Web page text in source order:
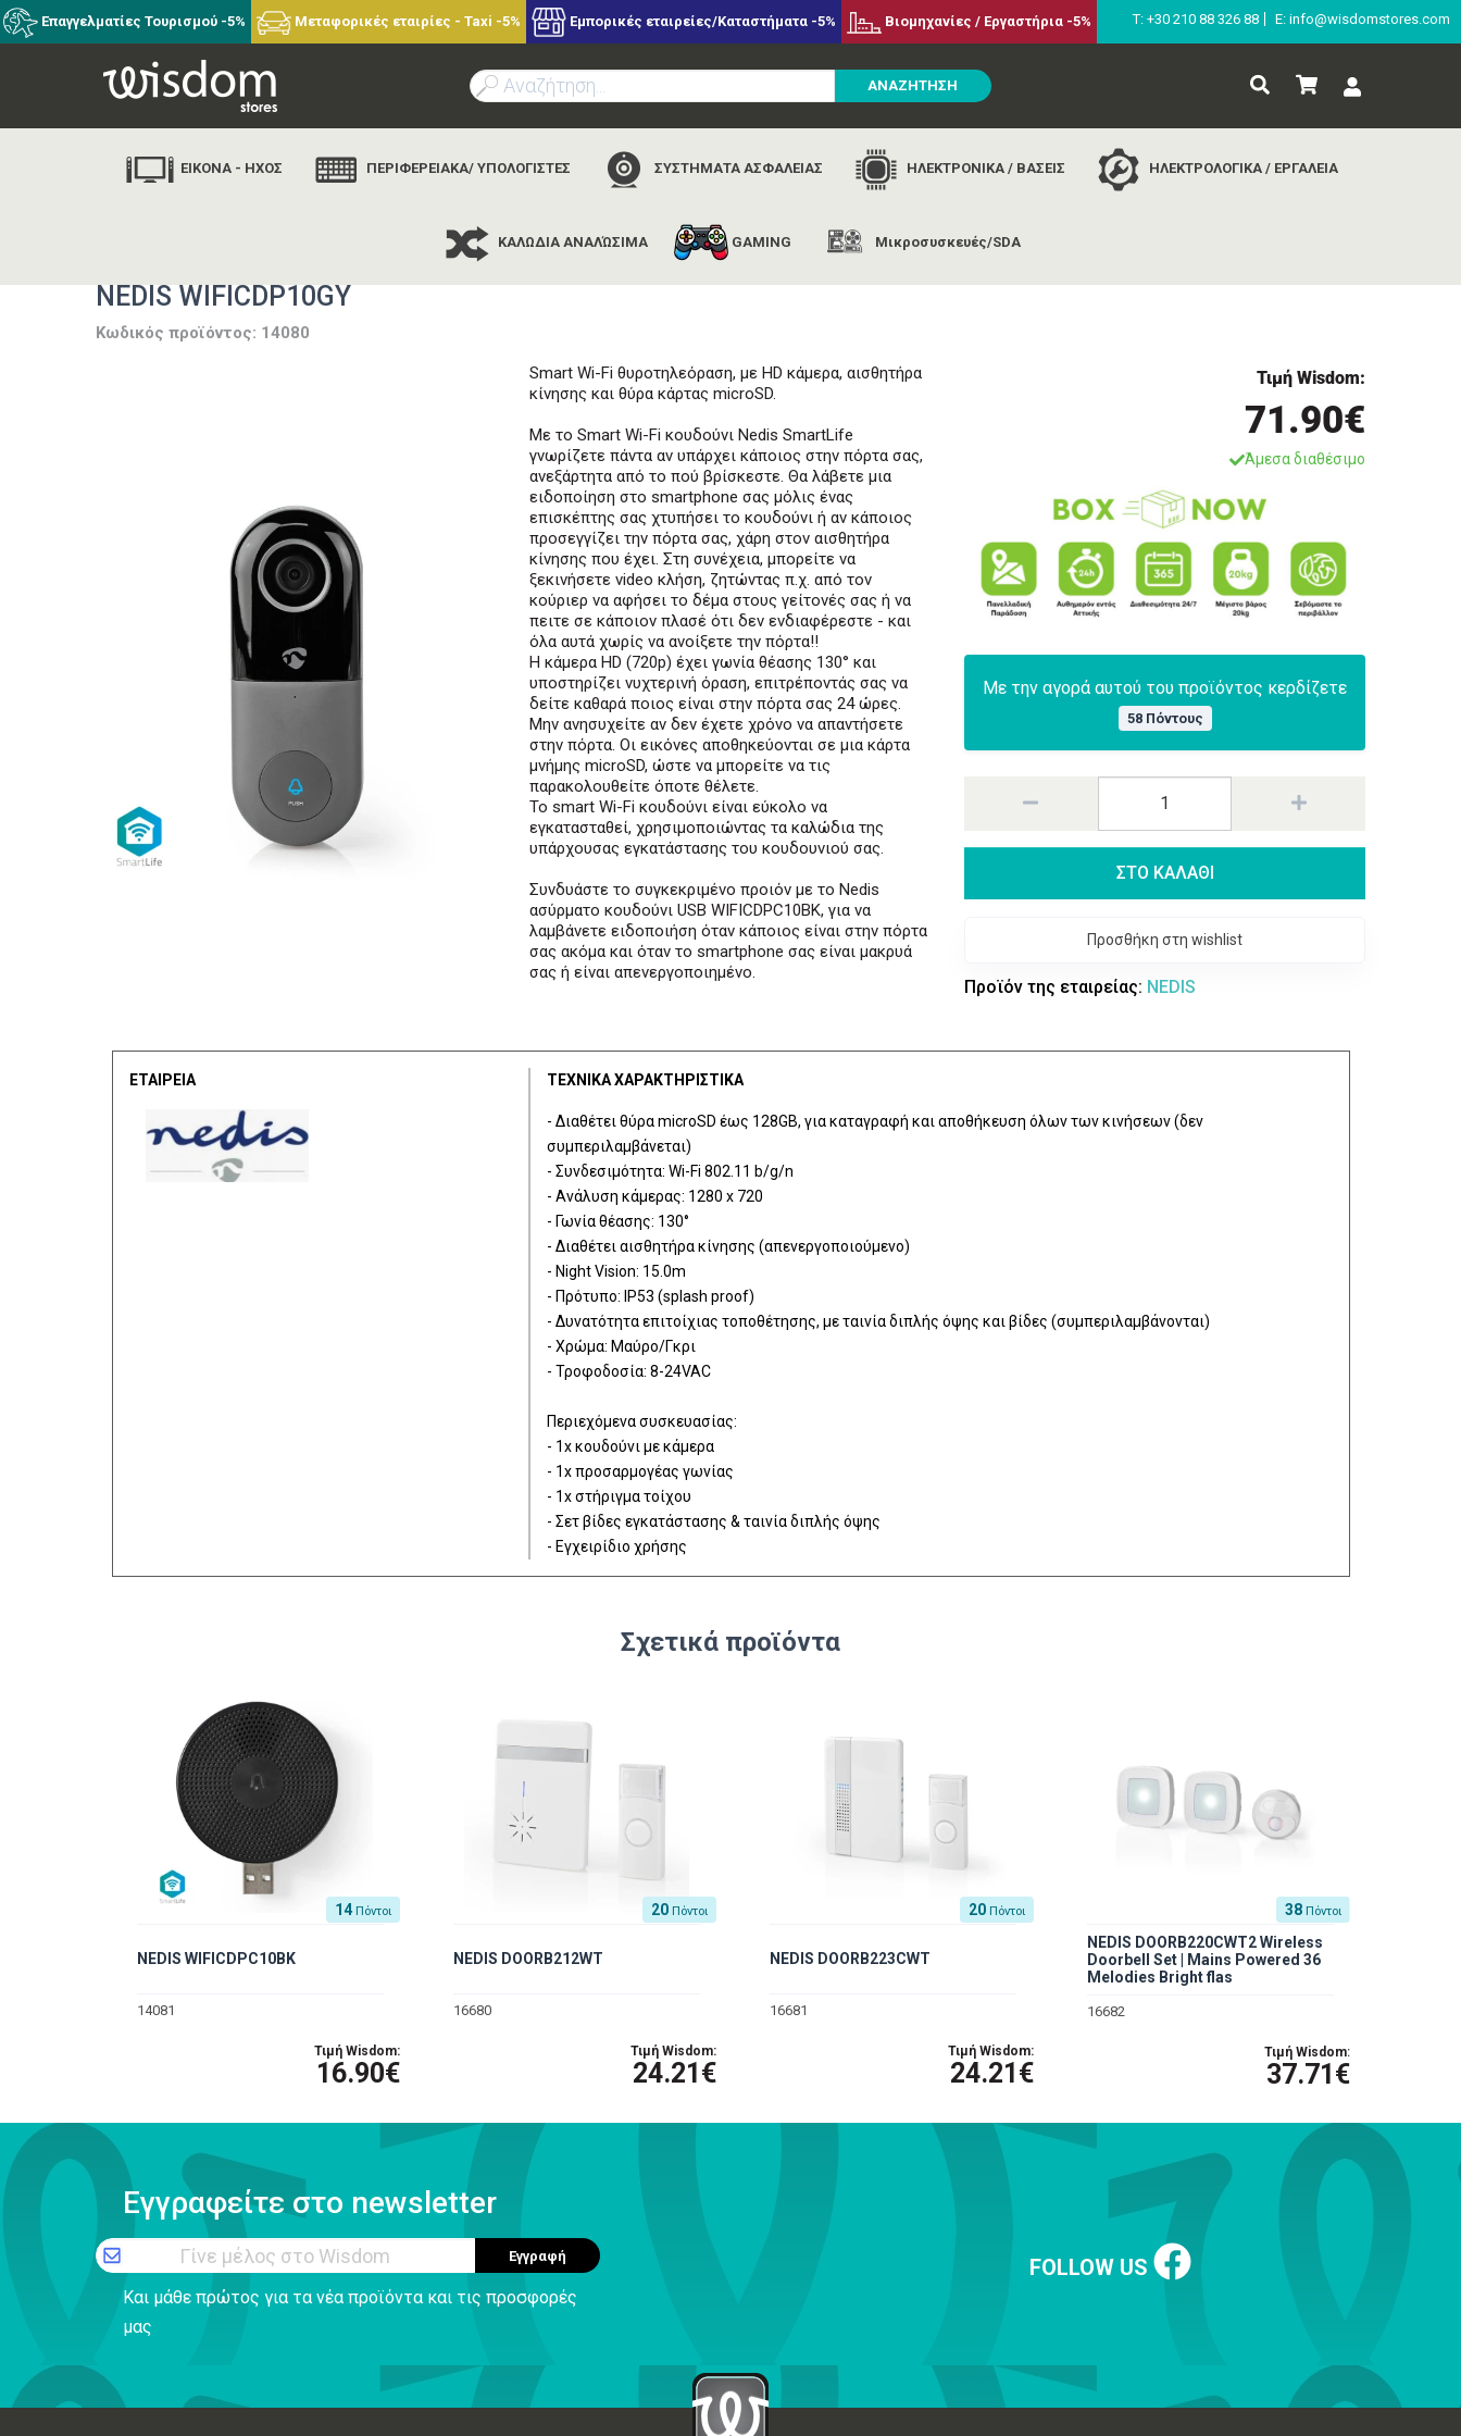
Επαγγελματίες Τουρισμού -5% Μεταφορικές εταιρίες - Taxi -5% Εμπορικές εταιρείες/Καταστήματα -5% Βιομηχανίες / Εργαστήρια -5% Τ: +30 210 88 326 88 E: info@wisdomstores.com
ΑΝΑΖΗΤΗΣΗ
ΕΙΚΟΝΑ - ΗΧΟΣ ΠΕΡΙΦΕΡΕΙΑΚΑ/ ΥΠΟΛΟΓΙΣΤΕΣ ΣΥΣΤΗΜΑΤΑ ΑΣΦΑΛΕΙΑΣ ΗΛΕΚΤΡΟΝΙΚΑ / ΒΑΣΕΙΣ ΗΛΕΚΤΡΟΛΟΓΙΚΑ / ΕΡΓΑΛΕΙΑ
ΚΑΛΩΔΙΑ ΑΝΑΛΏΣΙΜΑ GAMING Μικροσυσκευές/SDA
αρχική εταιρίες nedis nedis wificdp10gy
NEDIS WIFICDP10GY
Κωδικός προϊόντος: 14080
Smart Wi-Fi θυροτηλεόραση, με HD κάμερα, αισθητήρα
κίνησης και θύρα κάρτας microSD.
Με το Smart Wi-Fi κουδούνι Nedis SmartLife
γνωρίζετε πάντα αν υπάρχει κάποιος στην πόρτα σας,
ανεξάρτητα από το πού βρίσκεστε. Θα λάβετε μια
ειδοποίηση στο smartphone σας μόλις ένας
επισκέπτης σας χτυπήσει το κουδούνι ή αν κάποιος
προσεγγίζει την πόρτα σας, χάρη στον αισθητήρα
κίνησης που έχει. Στη συνέχεια, μπορείτε να
ξεκινήσετε video κλήση, ζητώντας π.χ. από τον
κούριερ να αφήσει το δέμα στους γείτονές σας ή να
πειτε σε κάποιον πλασέ ότι δεν ενδιαφέρεστε - και
όλα αυτά χωρίς να ανοίξετε την πόρτα!!
Η κάμερα HD (720p) έχει γωνία θέασης 130° και
υποστηρίζει νυχτερινή όραση, επιτρέποντάς σας να
δείτε καθαρά ποιος είναι στην πόρτα σας 24 ώρες.
Μην ανησυχείτε αν δεν έχετε χρόνο να απαντήσετε
στην πόρτα. Οι εικόνες αποθηκεύονται σε μια κάρτα
μνήμης microSD, ώστε να μπορείτε να τις
παρακολουθείτε όποτε θέλετε.
Το smart Wi-Fi κουδούνι είναι εύκολο να
εγκατασταθεί, χρησιμοποιώντας τα καλώδια της
υπάρχουσας εγκατάστασης του κουδουνιού σας.
Συνδυάστε το συγκεκριμένο προιόν με το Nedis
ασύρματο κουδούνι USB WIFICDPC10BK, για να
λαμβάνετε ειδοποιήση όταν κάποιος είναι στην πόρτα
σας ακόμα και όταν το smartphone σας είναι μακρυά
σας ή είναι απενεργοποιημένο.
Τιμή Wisdom:
71.90€
Άμεσα διαθέσιμο
Με την αγορά αυτού του προϊόντος κερδίζετε
58 Πόντους
ΣΤΟ ΚΑΛΑΘΙ
Προσθήκη στη wishlist
Προϊόν της εταιρείας: NEDIS
ΕΤΑΙΡΕΙΑ ΤΕΧΝΙΚΑ ΧΑΡΑΚΤΗΡΙΣΤΙΚΑ
- Διαθέτει θύρα microSD έως 128GB, για καταγραφή και αποθήκευση όλων των κινήσεων (δεν
συμπεριλαμβάνεται)
- Συνδεσιμότητα: Wi-Fi 802.11 b/g/n
- Ανάλυση κάμερας: 1280 x 720
- Γωνία θέασης: 130°
- Διαθέτει αισθητήρα κίνησης (απενεργοποιούμενο)
- Night Vision: 15.0m
- Πρότυπο: IP53 (splash proof)
- Δυνατότητα επιτοίχιας τοποθέτησης, με ταινία διπλής όψης και βίδες (συμπεριλαμβάνονται)
- Χρώμα: Mαύρο/Γκρι
- Τροφοδοσία: 8-24VAC
Περιεχόμενα συσκευασίας:
- 1x κουδούνι με κάμερα
- 1x προσαρμογέας γωνίας
- 1x στήριγμα τοίχου
- Σετ βίδες εγκατάστασης & ταινία διπλής όψης
- Εγχειρίδιο χρήσης
Σχετικά προϊόντα
14 Πόντοι
NEDIS WIFICDPC10BK
14081
Τιμή Wisdom:
16.90€
20 Πόντοι
NEDIS DOORB212WT
16680
Τιμή Wisdom:
24.21€
20 Πόντοι
NEDIS DOORB223CWT
16681
Τιμή Wisdom:
24.21€
38 Πόντοι
NEDIS DOORB220CWT2 Wireless
Doorbell Set | Mains Powered 36
Melodies Bright flas
16682
Τιμή Wisdom:
37.71€
Εγγραφείτε στο newsletter
Γίνε μέλος στο Wisdom Εγγραφή
Και μάθε πρώτος για τα νέα προϊόντα και τις προσφορές
μας
FOLLOW US